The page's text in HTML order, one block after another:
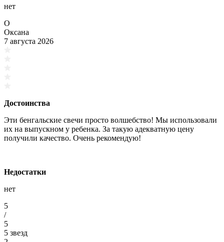
нет
О
Оксана
7 августа 2026
Достоинства
Эти бенгальские свечи просто волшебство! Мы использовали
их на выпускном у ребенка. За такую адекватную цену
получили качество. Очень рекомендую!
Недостатки
нет
5
/
5
5 звезд